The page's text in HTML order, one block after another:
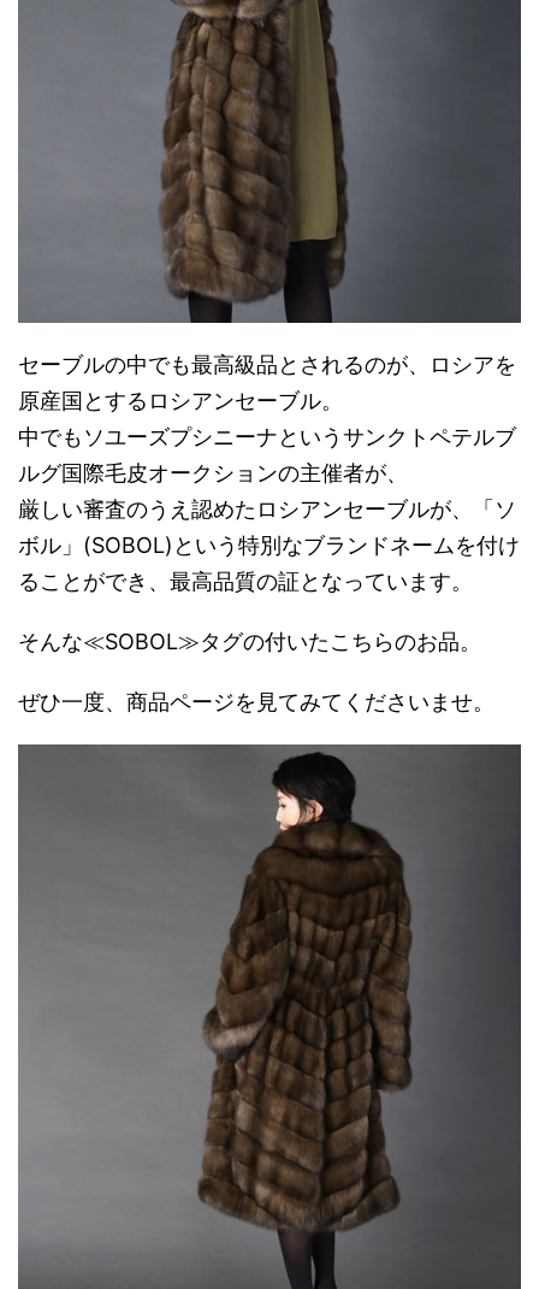
セーブルの中でも最高級品とされるのが、ロシアを
原産国とするロシアンセーブル。
中でもソユーズプシニーナというサンクトペテルブ
ルグ国際毛皮オークションの主催者が、
厳しい審査のうえ認めたロシアンセーブルが、「ソ
ボル」(SOBOL)という特別なブランドネームを付け
ることができ、最高品質の証となっています。
そんな≪SOBOL≫タグの付いたこちらのお品。
ぜひ一度、商品ページを見てみてくださいませ。